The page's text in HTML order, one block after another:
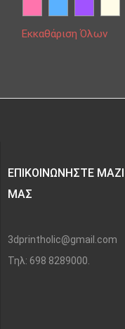
Εκκαθάριση Όλων
ΕΠΙΚΟΙΝΩΝΉΣΤΕ ΜΑΖΊ
ΜΑΣ
3dprintholic@gmail.com
Τηλ: 698 8289000.